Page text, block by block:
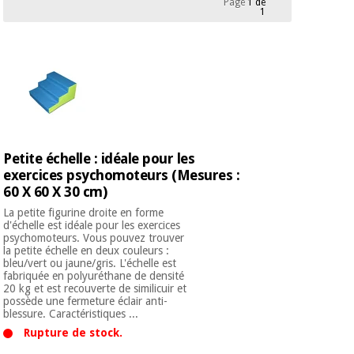
Académie
Tech
Fisaude
traditionnelle
chinoise
Armoires
thérapeutiques
Matériel de
protection
essentiel
pour les
coronavirus
Aérobic,
fitness
Outlet
Académie
Tech
Fisaude
équipement
médical
traditionnelle
chinoise
Mobilier
clinique
Armoires
thérapeutiques
Page1 de
1
Petite échelle : idéale pour les
exercices psychomoteurs (Mesures :
60 X 60 X 30 cm)
La petite figurine droite en forme
d'échelle est idéale pour les exercices
psychomoteurs. Vous pouvez trouver
la petite échelle en deux couleurs :
bleu/vert ou jaune/gris. L'échelle est
fabriquée en polyuréthane de densité
20 kg et est recouverte de similicuir et
possède une fermeture éclair anti-
blessure. Caractéristiques ...
Rupture de stock.